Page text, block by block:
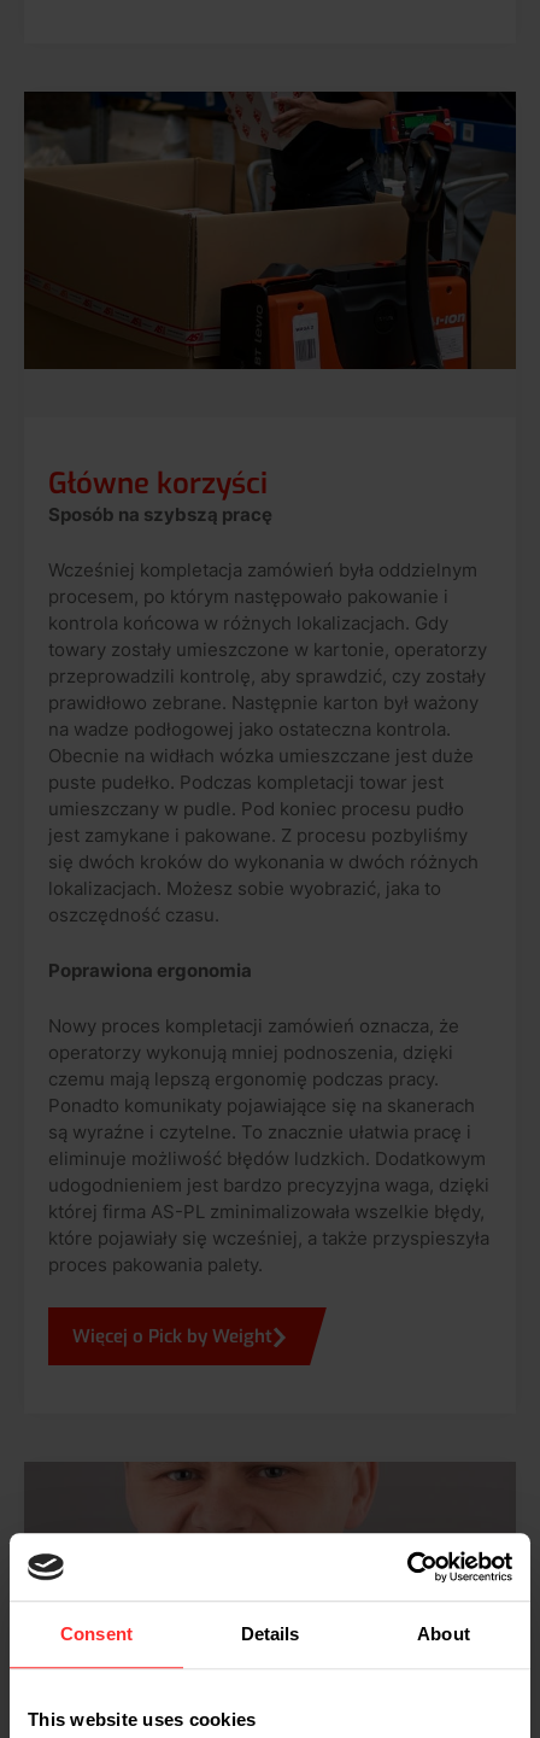
Consent Details About
This website uses cookies
Główne korzyści
Sposób na szybszą pracę
Wcześniej kompletacja zamówień była oddzielnym
procesem, po którym następowało pakowanie i
kontrola końcowa w różnych lokalizacjach. Gdy
towary zostały umieszczone w kartonie, operatorzy
przeprowadzili kontrolę, aby sprawdzić, czy zostały
prawidłowo zebrane. Następnie karton był ważony
na wadze podłogowej jako ostateczna kontrola.
Obecnie na widłach wózka umieszczane jest duże
puste pudełko. Podczas kompletacji towar jest
umieszczany w pudle. Pod koniec procesu pudło
jest zamykane i pakowane. Z procesu pozbyliśmy
się dwóch kroków do wykonania w dwóch różnych
lokalizacjach. Możesz sobie wyobrazić, jaka to
oszczędność czasu.
Poprawiona ergonomia
Nowy proces kompletacji zamówień oznacza, że
operatorzy wykonują mniej podnoszenia, dzięki
czemu mają lepszą ergonomię podczas pracy.
Ponadto komunikaty pojawiające się na skanerach
są wyraźne i czytelne. To znacznie ułatwia pracę i
eliminuje możliwość błędów ludzkich. Dodatkowym
udogodnieniem jest bardzo precyzyjna waga, dzięki
której firma AS-PL zminimalizowała wszelkie błędy,
które pojawiały się wcześniej, a także przyspieszyła
proces pakowania palety.
Więcej o Pick by Weight